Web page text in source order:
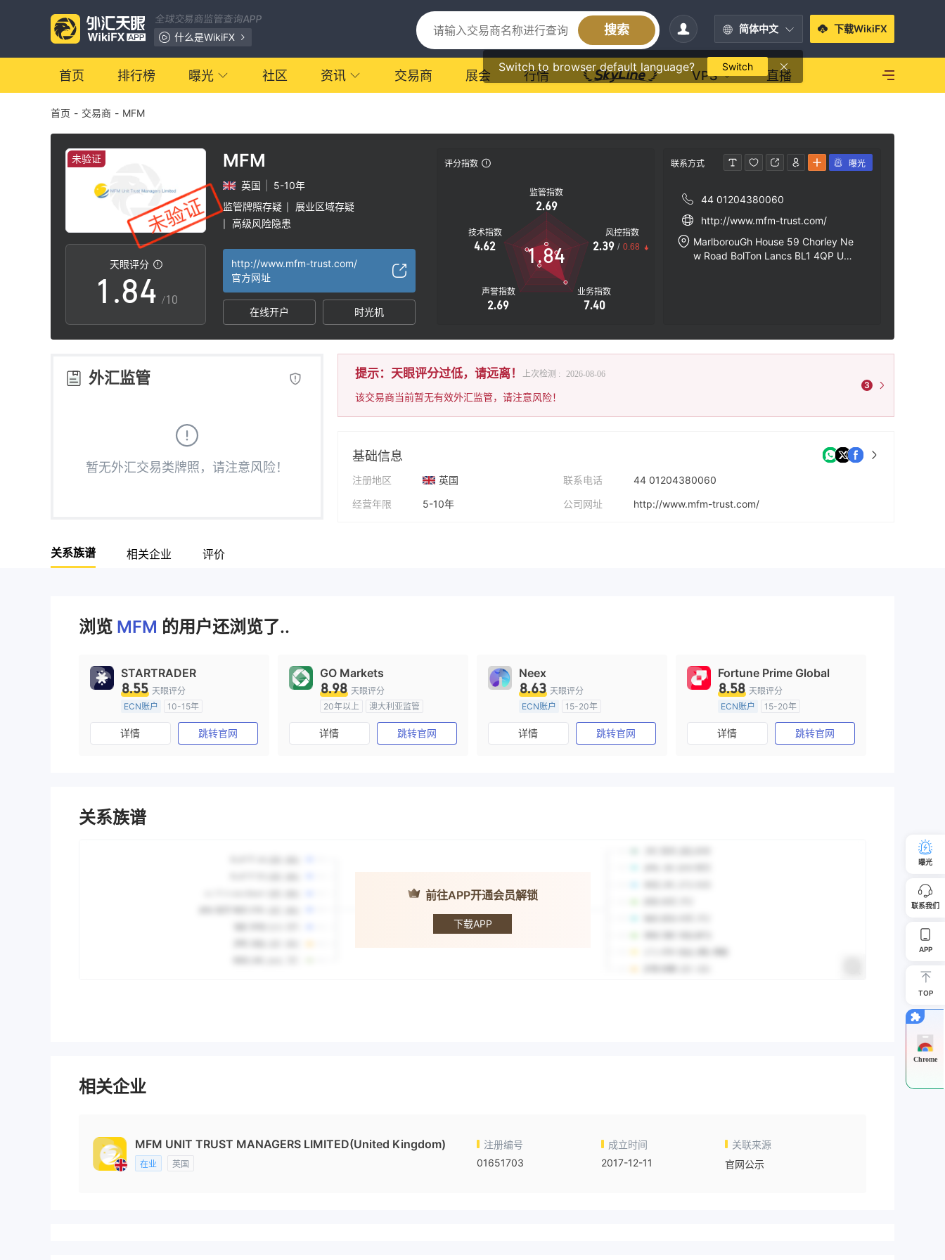
全球交易商监管查询APP
什么是WikiFX
搜索 简体中文
Switch to browser default language? Switch
下载WikiFX
首页 排行榜 曝光 社区 资讯 交易商 展会 行情 VPS 直播
首页 - 交易商 - MFM
未验证
天眼评分
0
1
2
3
5
7
8
9
.
2
3
4
6
7
8
9
0
2
3
4
5
6
8
/10
MFM
英国
5-10年
监管牌照存疑
展业区域存疑
高级风险隐患
http://www.mfm-trust.com/
官方网址
在线开户 时光机
评分指数
监管指数
2.69
技术指数
4.62
声誉指数
2.69
业务指数
7.40
风控指数
2.39 / 0.68
1.84
联系方式
44 01204380060
http://www.mfm-trust.com/
MarlborouGh House 59 Chorley Ne
w Road BolTon Lancs BL1 4QP UNI
曝光
外汇监管
暂无外汇交易类牌照，请注意风险！
提示：天眼评分过低，请远离！ 上次检测 : 2026-08-06
该交易商当前暂无有效外汇监管，请注意风险！
3
基础信息
注册地区
英国
经营年限
5-10年
联系电话
44 01204380060
公司网址
http://www.mfm-trust.com/
关系族谱 相关企业 评价
浏览 MFM 的用户还浏览了..
STARTRADER
8.55 天眼评分
ECN账户
10-15年
澳大利亚监管
全牌照 (MM)
主标MT4
详情 跳转官网
GO Markets
8.98 天眼评分
20年以上
澳大利亚监管
全牌照 (MM)
cTrader
详情 跳转官网
Neex
8.63 天眼评分
ECN账户
15-20年
澳大利亚监管
全牌照 (MM)
主标MT4
详情 跳转官网
Fortune Prime Global
8.58 天眼评分
ECN账户
15-20年
澳大利亚监管
全牌照 (MM)
主标MT4
详情 跳转官网
关系族谱
前往APP开通会员解锁
下载APP
相关企业
MFM UNIT TRUST MANAGERS LIMITED(United Kingdom)
在业 英国
注册编号
01651703
成立时间
2017-12-11
关联来源
官网公示
曝光
联系我们
APP
TOP
Chrome